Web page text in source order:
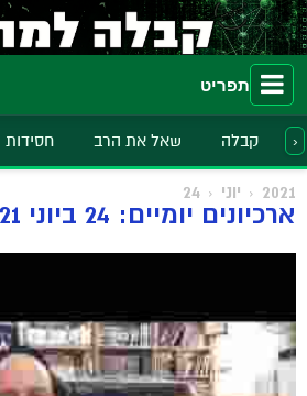
תפריט
קבלה שאל את הרב חסידות ›
2021 יוני 24
ארכיונים יומיים: 24 ביוני 2021